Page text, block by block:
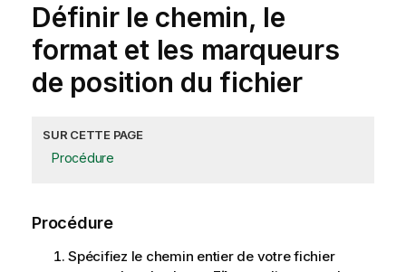
Définir le chemin, le
format et les marqueurs
de position du fichier
SUR CETTE PAGE
Procédure
Procédure
Spécifiez le chemin entier de votre fichier